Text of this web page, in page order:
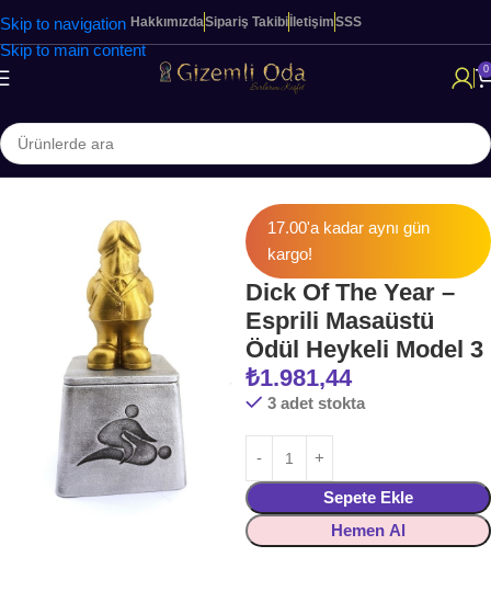
Skip to navigation
Skip to main content
HakkımızdaSipariş Takibi İletişimSSS
0
Ana Sayfa Cinsel Oyunlar
17.00'a kadar aynı gün
kargo!
Dick Of The Year –
Esprili Masaüstü
Ödül Heykeli Model 3
₺1.981,44
3 adet stokta
Sepete Ekle
Hemen Al